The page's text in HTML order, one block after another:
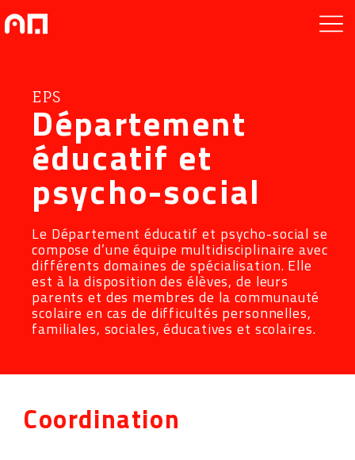
EPS
Département
éducatif et
psycho-social
Le Département éducatif et psycho-social se
compose d’une équipe multidisciplinaire avec
différents domaines de spécialisation. Elle
est à la disposition des élèves, de leurs
parents et des membres de la communauté
scolaire en cas de difficultés personnelles,
familiales, sociales, éducatives et scolaires.
Coordination